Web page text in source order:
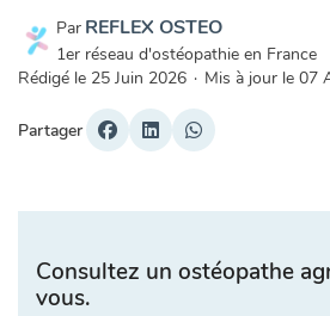
Par REFLEX OSTEO
1er réseau d'ostéopathie en France
Rédigé le 25 Juin 2026 · Mis à jour le 07
Partager
Consultez un ostéopathe
vous.